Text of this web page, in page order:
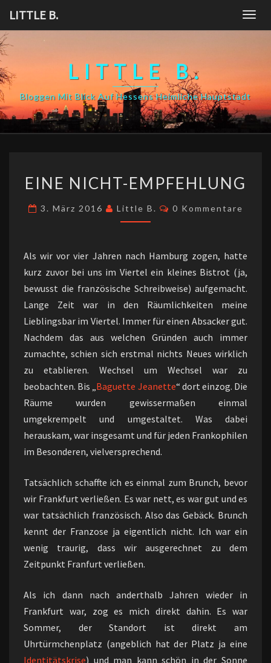
content
LITTLE B.
LITTLE B.
Bloggen Mit Blick Auf Hessens Heimliche Hauptstadt
NICHT-
EINE NICHT-EMPFEHLUNG
3. März 2016 Little B. Kommentare
0 Kommentare
Als wir vor vier Jahren nach Hamburg zogen, hatte
kurz zuvor bei uns im Viertel ein kleines Bistrot (ja,
bewusst die französische Schreibweise) aufgemacht.
Lange Zeit war in den Räumlichkeiten meine
Lieblingsbar im Viertel. Immer für einen Absacker gut.
Nachdem das aus welchen Gründen auch immer
zumachte, schien sich erstmal nichts Neues wirklich
zu etablieren. Wechsel um Wechsel war zu
beobachten. Bis „Baguette Jeanette“ dort einzog. Die
Räume wurden gewissermaßen einmal
umgekrempelt und umgestaltet. Was dabei
herauskam, war insgesamt und für jeden Frankophilen
im Besonderen, vielversprechend.
Tatsächlich schaffte ich es einmal zum Brunch, bevor
wir Frankfurt verließen. Es war nett, es war gut und es
war tatsächlich französisch. Also das Gebäck. Brunch
kennt der Franzose ja eigentlich nicht. Ich war ein
wenig traurig, dass wir ausgerechnet zu dem
Zeitpunkt Franfurt verließen.
Als ich dann nach anderthalb Jahren wieder in
Frankfurt war, zog es mich direkt dahin. Es war
Sommer, der Standort ist direkt am
Uhrtürmchenplatz (angeblich hat der Platz ja eine
Identitätskrise) und man kann schön in der Sonne